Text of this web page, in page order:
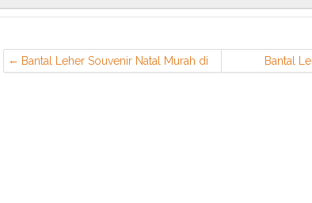
Bantal Leher Souvenir Natal Murah di
Jakarta Utara
Bantal